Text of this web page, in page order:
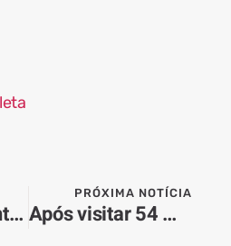
Brasil vê aumento da importação de trigo e menos compras na Argentina
PRÓXIMA NOTÍCIA
Após visitar 54 municípios, Barbosinha intensifica agendas regionais e acompanha desenvolvimento da Costa Leste